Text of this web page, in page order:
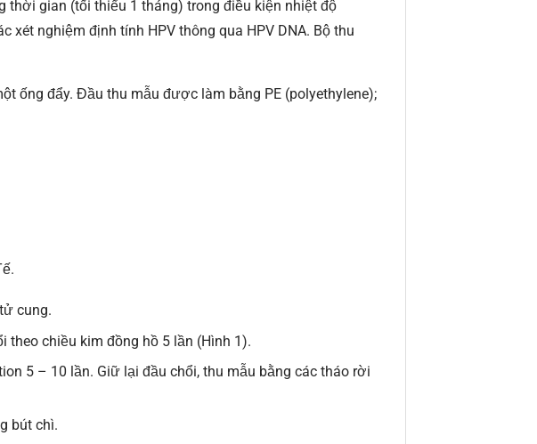
thời gian (tối thiểu 1 tháng) trong điều kiện nhiệt độ
xét nghiệm định tính HPV thông qua HPV DNA. Bộ thu
ống đẩy. Đầu thu mẫu được làm bằng PE (polyethylene);
cung.
theo chiều kim đồng hồ 5 lần (Hình 1).
5 – 10 lần. Giữ lại đầu chổi, thu mẫu bằng các tháo rời
bút chì.